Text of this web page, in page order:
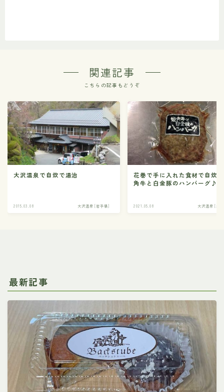
関連記事
こちらの記事もどうぞ
大沢温泉で自炊で湯治
2015.03.08 大沢温泉 [岩手県]
花巻で手に入れた食材で自炊
角牛と白金豚のハンバーグ♪
2021.05.08 大沢温泉 [岩
最新記事